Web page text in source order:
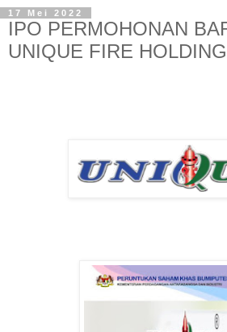
17 Mei 2022
IPO PERMOHONAN
UNIQUE FIRE